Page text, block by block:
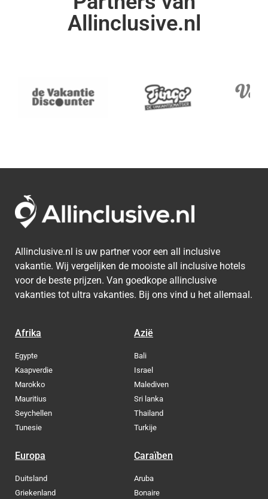
Allinclusive.nl
Allinclusive.nl is uw partner voor een all inclusive
vakantie. Wij vergelijken de mooiste all inclusive hotels
voor de beste prijzen. Van goedkope allinclusive
vakanties tot ultra vakanties. Bij ons vind u het allemaal.
Afrika
Egypte
Kaapverdie
Marokko
Mauritius
Seychellen
Tunesie
Azië
Bali
Israel
Malediven
Sri lanka
Thailand
Turkije
Europa
Duitsland
Griekenland
Caraïben
Aruba
Bonaire